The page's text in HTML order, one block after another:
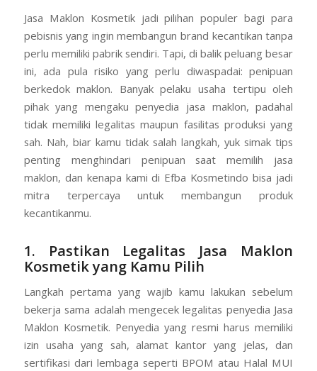
Jasa Maklon Kosmetik jadi pilihan populer bagi para
pebisnis yang ingin membangun brand kecantikan tanpa
perlu memiliki pabrik sendiri. Tapi, di balik peluang besar
ini, ada pula risiko yang perlu diwaspadai: penipuan
berkedok maklon. Banyak pelaku usaha tertipu oleh
pihak yang mengaku penyedia jasa maklon, padahal
tidak memiliki legalitas maupun fasilitas produksi yang
sah. Nah, biar kamu tidak salah langkah, yuk simak tips
penting menghindari penipuan saat memilih jasa
maklon, dan kenapa kami di Efba Kosmetindo bisa jadi
mitra terpercaya untuk membangun produk
kecantikanmu.
1. Pastikan Legalitas Jasa Maklon
Kosmetik yang Kamu Pilih
Langkah pertama yang wajib kamu lakukan sebelum
bekerja sama adalah mengecek legalitas penyedia Jasa
Maklon Kosmetik. Penyedia yang resmi harus memiliki
izin usaha yang sah, alamat kantor yang jelas, dan
sertifikasi dari lembaga seperti BPOM atau Halal MUI